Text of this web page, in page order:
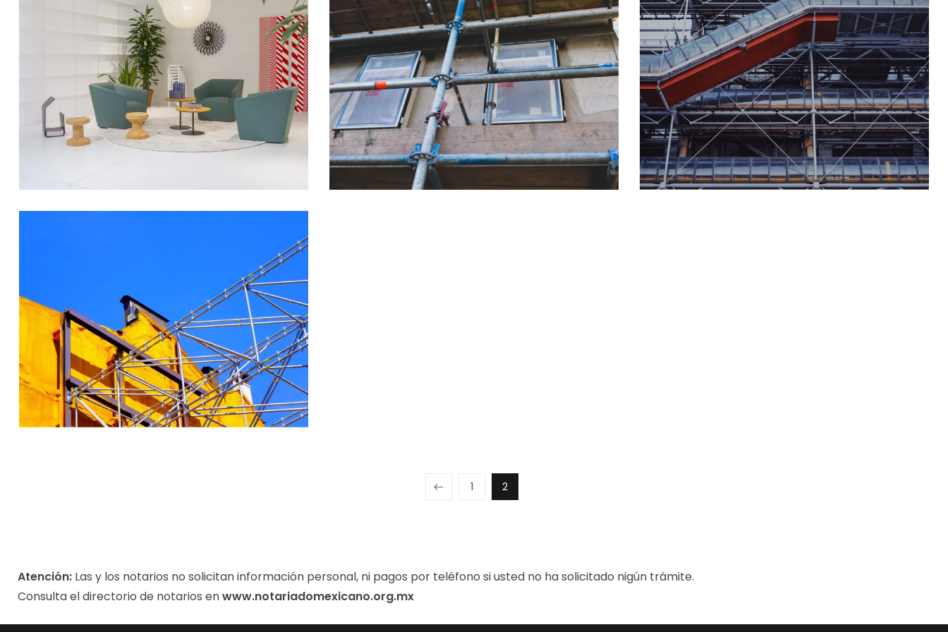
1 2
Atención: Las y los notarios no solicitan información personal, ni pagos por teléfono si usted no ha solicitado nigún trámite.
Consulta el directorio de notarios enwww.notariadomexicano.org.mx